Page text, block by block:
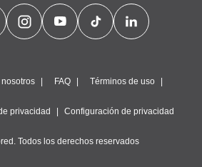
FAQ Términos de uso
privacidad Configuración de privacidad
Todos los derechos reservados